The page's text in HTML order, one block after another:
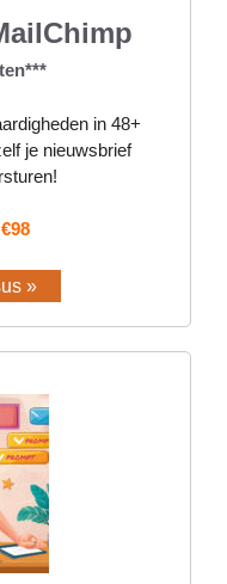
in 48+
je nieuwsbrief
€98
»